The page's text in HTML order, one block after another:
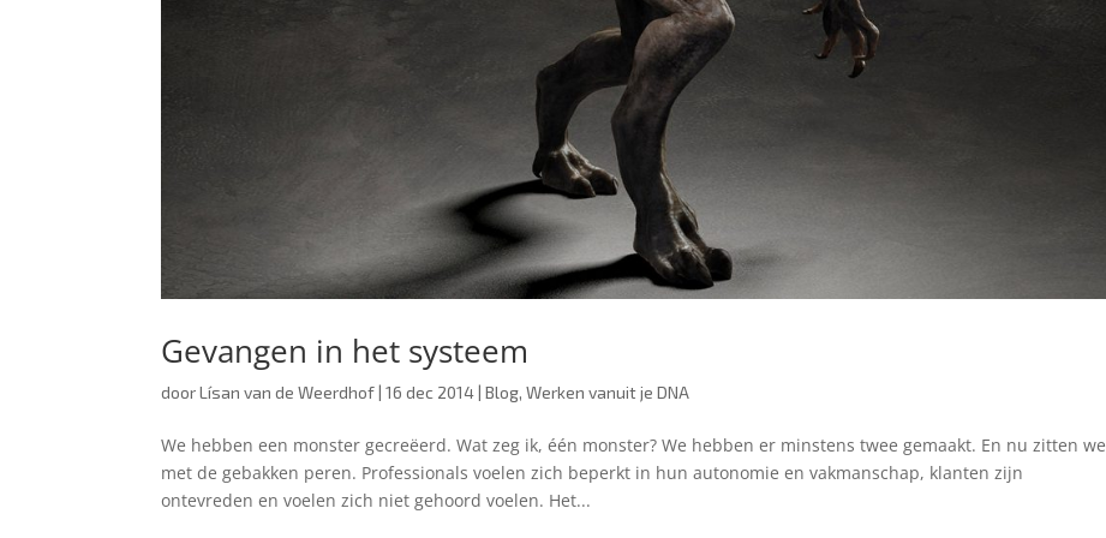
Gevangen in het systeem
doorLísan van de Weerdhof |16 dec 2014 |Blog,Werken vanuit je DNA
We hebben een monster gecreëerd. Wat zeg ik, één monster? We hebben er minstens twee gemaakt. En nu zitten we
met de gebakken peren. Professionals voelen zich beperkt in hun autonomie en vakmanschap, klanten zijn
ontevreden en voelen zich niet gehoord voelen. Het...